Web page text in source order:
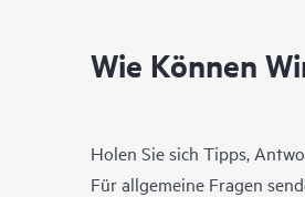
Wie Können
Holen Sie sich Tipps,
Für allgemeine Fragen